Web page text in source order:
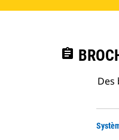
assignment